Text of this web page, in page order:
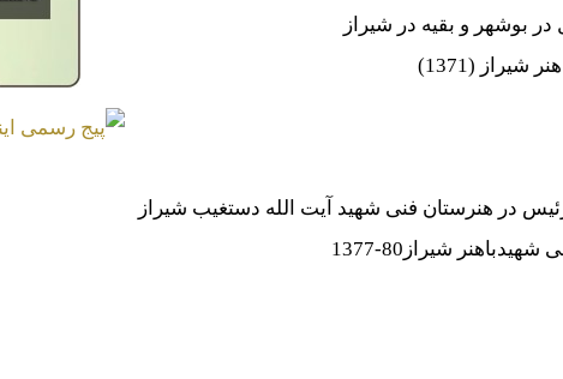
(1371)
در هنرستان فنی شهید آیت الله دستغیب شیراز
شیراز80-1377